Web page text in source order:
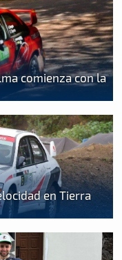
comienza con la
en Tierra